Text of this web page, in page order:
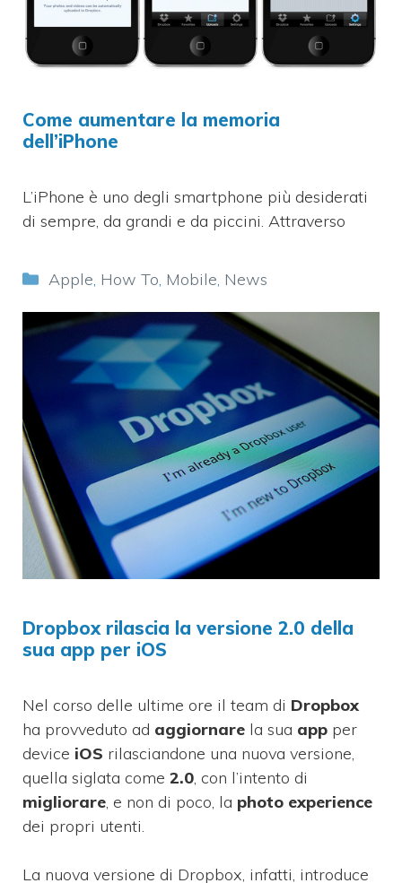
Come aumentare la memoria
dell’iPhone
L’iPhone è uno degli smartphone più desiderati
di sempre, da grandi e da piccini. Attraverso
Categorie
Apple, How To, Mobile, News
Dropbox rilascia la versione 2.0 della
sua app per iOS
Nel corso delle ultime ore il team di Dropbox
ha provveduto ad aggiornare la sua app per
device iOS rilasciandone una nuova versione,
quella siglata come 2.0, con l’intento di
migliorare, e non di poco, la photo experience
dei propri utenti.
La nuova versione di Dropbox, infatti, introduce